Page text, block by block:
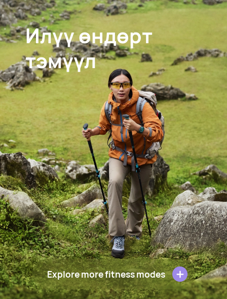
Илүү өндөрт
тэмүүл
Explore more fitness modes